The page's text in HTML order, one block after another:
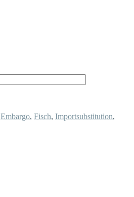
Embargo, Fisch, Importsubstitution,